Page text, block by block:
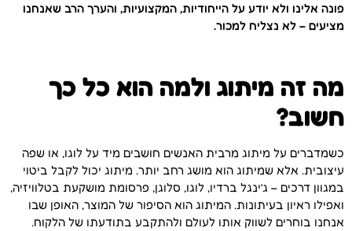
פונה אלינו ולא יודע על הייחודיות, המקצועיות, והערך הרב שאנחנו
מציעים – לא נצליח למכור.
מה זה מיתוג ולמה הוא כל כך
חשוב?
כשמדברים על מיתוג מרבית האנשים חושבים מיד על לוגו, או שפה
עיצובית. אלא שמיתוג הוא מושג רחב יותר. מיתוג יכול לקבל ביטוי
במגוון דרכים – ג’ינגל ברדיו, לוגו, סלוגן, פרסומת מושקעת בטלוויזיה,
ואפילו ראיון בעיתונות. המיתוג הוא הסיפור של המוצר, האופן שבו
אנחנו בוחרים לשווק אותו לעולם ולהתקבע בתודעתו של הלקוח.